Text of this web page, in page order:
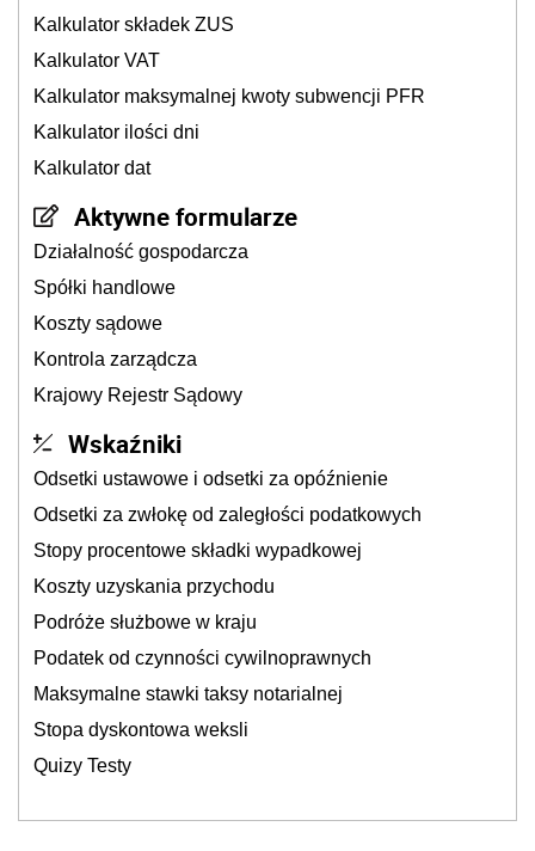
Kalkulator składek ZUS
Kalkulator VAT
Kalkulator maksymalnej kwoty subwencji PFR
Kalkulator ilości dni
Kalkulator dat
Aktywne formularze
Działalność gospodarcza
Spółki handlowe
Koszty sądowe
Kontrola zarządcza
Krajowy Rejestr Sądowy
Wskaźniki
Odsetki ustawowe i odsetki za opóźnienie
Odsetki za zwłokę od zaległości podatkowych
Stopy procentowe składki wypadkowej
Koszty uzyskania przychodu
Podróże służbowe w kraju
Podatek od czynności cywilnoprawnych
Maksymalne stawki taksy notarialnej
Stopa dyskontowa weksli
Quizy Testy